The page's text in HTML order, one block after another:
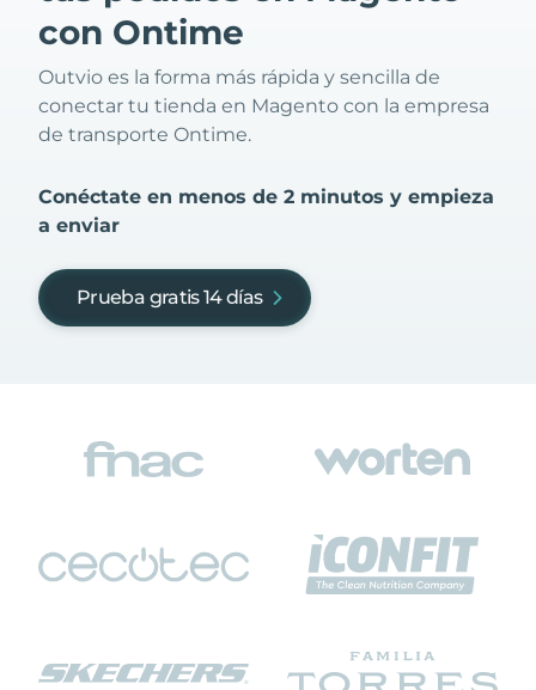
con Ontime
Outvio es la forma más rápida y sencilla de
conectar tu tienda en Magento con la empresa
de transporte Ontime.
Conéctate en menos de 2 minutos y empieza
a enviar
Prueba gratis 14 días